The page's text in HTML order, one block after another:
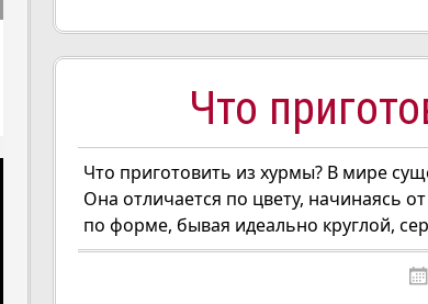
Что
Что приготовить из хурмы? В мире
Она отличается по цвету, начинаясь
по форме, бывая идеально круглой,